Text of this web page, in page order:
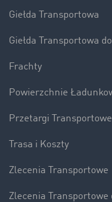
Giełda Transportowa
Giełda Transportowa
Frachty
Powierzchnie
Przetargi Transportowe
Trasa i Koszty
Zlecenia Transportowe
Zlecenia Transportowe